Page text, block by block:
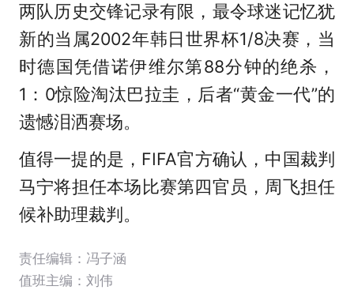
两队历史交锋记录有限，最令球迷记忆犹
新的当属2002年韩日世界杯1/8决赛，当
时德国凭借诺伊维尔第88分钟的绝杀，
1：0惊险淘汰巴拉圭，后者“黄金一代”的
遗憾泪洒赛场。
值得一提的是，FIFA官方确认，中国裁判
马宁将担任本场比赛第四官员，周飞担任
候补助理裁判。
责任编辑：冯子涵
值班主编： 刘伟